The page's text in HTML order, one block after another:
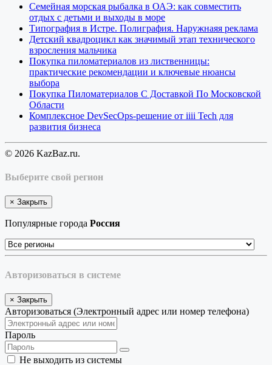
Семейная морская рыбалка в ОАЭ: как совместить
отдых с детьми и выходы в море
Типография в Истре. Полиграфия. Наружнаяя реклама
Детский квадроцикл как значимый этап технического
взросления мальчика
Покупка пиломатериалов из лиственницы:
практические рекомендации и ключевые нюансы
выбора
Покупка Пиломатериалов С Доставкой По Московской
Области
Комплексное DevSecOps-решение от iiii Tech для
развития бизнеса
© 2026 KazBaz.ru.
Выберите свой регион
× Закрыть
Популярные города Россия
Авторизоваться в системе
× Закрыть
Авторизоваться (Электронный адрес или номер телефона)
Пароль
Не выходить из системы